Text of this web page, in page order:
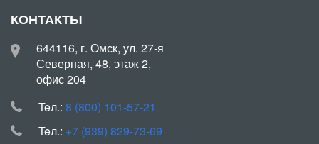
КОНТАКТЫ
644116, г. Омск, ул. 27-я
Северная, 48, этаж 2,
офис 204
Teл.: 8 (800) 101-57-21
Teл.: +7 (939) 829-73-69